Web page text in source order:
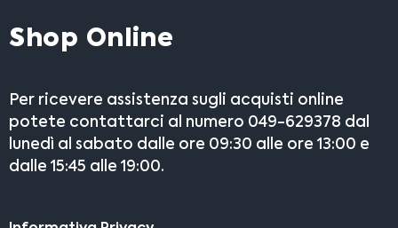
Shop Online
Per ricevere assistenza sugli acquisti online
potete contattarci al numero 049-629378 dal
lunedì al sabato dalle ore 09:30 alle ore 13:00 e
dalle 15:45 alle 19:00.